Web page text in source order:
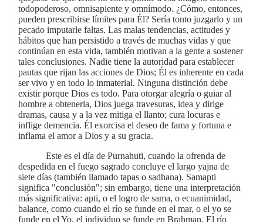
todopoderoso, omnisapiente y omnímodo. ¿Cómo, entonces,
pueden prescribirse límites para Él? Sería tonto juzgarlo y un
pecado imputarle faltas. Las malas tendencias, actitudes y
hábitos que han persistido a través de muchas vidas y que
continúan en esta vida, también motivan a la gente a sostener
tales conclusiones. Nadie tiene la autoridad para establecer
pautas que rijan las acciones de Dios; Él es inherente en cada
ser vivo y en todo lo inmaterial. Ninguna distinción debe
existir porque Dios es todo. Para otorgar alegría o guiar al
hombre a obtenerla, Dios juega travesuras, idea y dirige
dramas, causa y a la vez mitiga el llanto; cura locuras e
inflige demencia. Él exorcisa el deseo de fama y fortuna e
inflama el amor a Dios y a su gracia.
Este es el día de Purnahuti, cuando la ofrenda de
despedida en el fuego sagrado concluye el largo yajna de
siete días (también llamado tapas o sadhana). Samapti
significa "conclusión"; sin embargo, tiene una interpretación
más significativa: apti, o el logro de sama, o ecuanimidad,
balance, como cuando el río se funde en el mar, o el yo se
funde en el Yo, el individuo se funde en Brahman. El río